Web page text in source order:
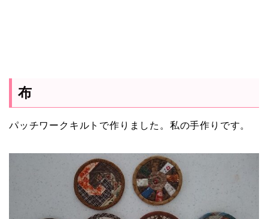
布
パッチワークキルトで作りました。私の手作りです。